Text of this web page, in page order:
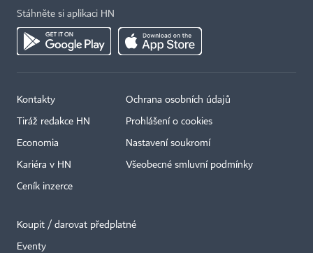
Stáhněte si aplikaci HN
Kontakty
Tiráž redakce HN
Economia
Kariéra v HN
Ceník inzerce
Ochrana osobních údajů
Prohlášení o cookies
Nastavení soukromí
Všeobecné smluvní podmínky
Koupit / darovat předplatné
Eventy